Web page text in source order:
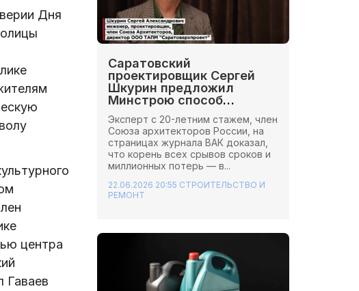
Дня
центра
Гаваев
Саратовский
проектировщик Сергей
Шкурин предложил
Минстрою способ
сэкономить миллионы на
стройках
Эксперт с 20-летним стажем, член
Союза архитекторов России, на
страницах журнала ВАК доказал,
что корень всех срывов сроков и
миллионных потерь — в...
22.06.2026 20:55 СТРОИТЕЛЬСТВО И
РЕМОНТ